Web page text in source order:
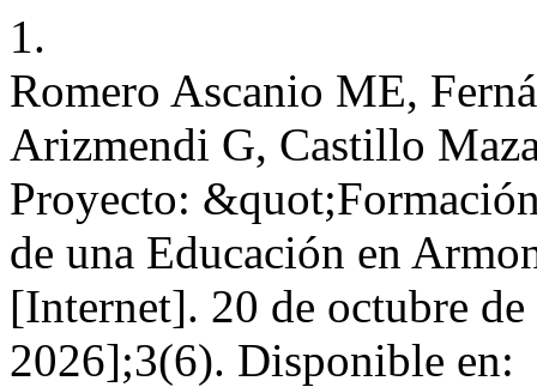
1.
Romero Ascanio ME,
Arizmendi G, Castillo
Proyecto:
de una Educación en
[Internet]. 20 de octubre
2026];3(6). Disponible en: